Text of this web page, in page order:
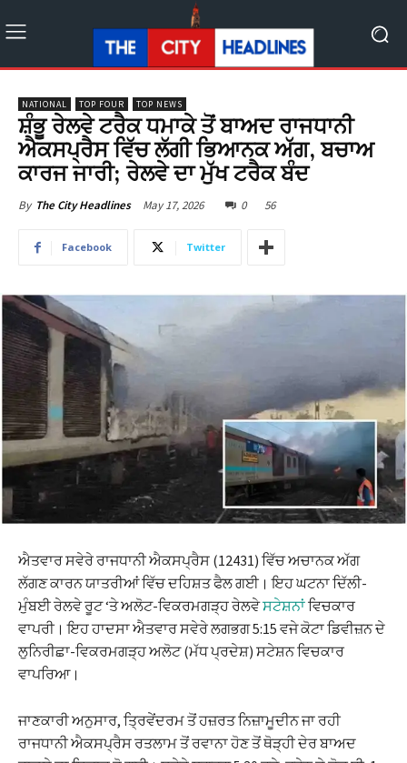
NATIONAL TOP FOUR TOP NEWS
ਸ਼ੰਭੂ ਰੇਲਵੇ ਟਰੈਕ ਧਮਾਕੇ ਤੋਂ ਬਾਅਦ ਰਾਜਧਾਨੀ
ਐਕਸਪ੍ਰੈਸ ਵਿੱਚ ਲੱਗੀ ਭਿਆਨਕ ਅੱਗ, ਬਚਾਅ
ਕਾਰਜ ਜਾਰੀ; ਰੇਲਵੇ ਦਾ ਮੁੱਖ ਟਰੈਕ ਬੰਦ
By The City Headlines May 17, 2026 0 56
Facebook Twitter
ਐਤਵਾਰ ਸਵੇਰੇ ਰਾਜਧਾਨੀ ਐਕਸਪ੍ਰੈਸ (12431) ਵਿੱਚ ਅਚਾਨਕ ਅੱਗ
ਲੱਗਣ ਕਾਰਨ ਯਾਤਰੀਆਂ ਵਿੱਚ ਦਹਿਸ਼ਤ ਫੈਲ ਗਈ। ਇਹ ਘਟਨਾ ਦਿੱਲੀ-
ਮੁੰਬਈ ਰੇਲਵੇ ਰੂਟ ‘ਤੇ ਅਲੋਟ-ਵਿਕਰਮਗੜ੍ਹ ਰੇਲਵੇਸਟੇਸ਼ਨਾਂਵਿਚਕਾਰ
ਵਾਪਰੀ। ਇਹ ਹਾਦਸਾ ਐਤਵਾਰ ਸਵੇਰੇ ਲਗਭਗ 5:15 ਵਜੇ ਕੋਟਾ ਡਿਵੀਜ਼ਨ ਦੇ
ਲੁਨਿਰੀਛਾ-ਵਿਕਰਮਗੜ੍ਹ ਅਲੋਟ (ਮੱਧ ਪ੍ਰਦੇਸ਼) ਸਟੇਸ਼ਨ ਵਿਚਕਾਰ
ਵਾਪਰਿਆ।
ਜਾਣਕਾਰੀ ਅਨੁਸਾਰ, ਤ੍ਰਿਵੇਂਦਰਮ ਤੋਂ ਹਜ਼ਰਤ ਨਿਜ਼ਾਮੂਦੀਨ ਜਾ ਰਹੀ
ਰਾਜਧਾਨੀ ਐਕਸਪ੍ਰੈਸ ਰਤਲਾਮ ਤੋਂ ਰਵਾਨਾ ਹੋਣ ਤੋਂ ਥੋੜ੍ਹੀ ਦੇਰ ਬਾਅਦ